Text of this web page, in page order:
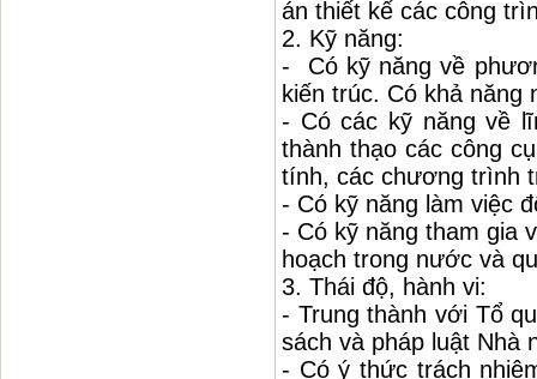
án thiết kế các công
2. Kỹ năng:
- Có kỹ năng về
kiến trúc. Có khả năng
- Có các kỹ năng về
thành thạo các công
tính, các chương trình
- Có kỹ năng làm việc
- Có kỹ năng tham gia
hoạch trong nước và
3. Thái độ, hành vi:
- Trung thành với Tổ
sách và pháp luật Nhà
- Có ý thức trách